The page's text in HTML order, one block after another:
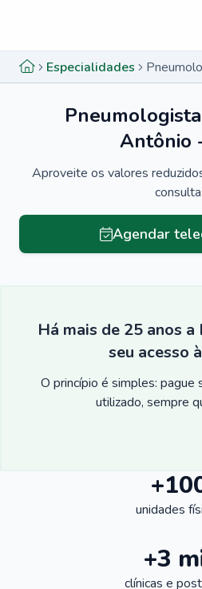
Especialidades
Antônio
Aproveite os valores
consulta.
Agendar
Há mais de 25 anos
seu acesso
O princípio é simples:
utilizado, sempre
unidades
+3
clínicas e